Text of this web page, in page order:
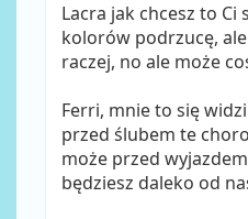
Lacra jak chcesz to
kolorów podrzucę,
raczej, no ale może
Ferri, mnie to się
przed ślubem te
może przed
będziesz daleko od